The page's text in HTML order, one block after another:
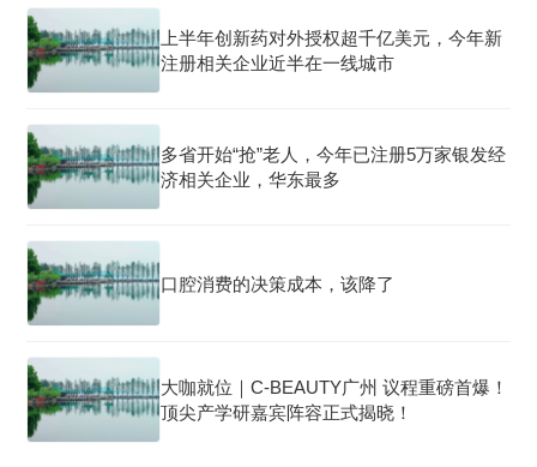
上半年创新药对外授权超千亿美元，今年新
注册相关企业近半在一线城市
多省开始“抢”老人，今年已注册5万家银发经
济相关企业，华东最多
口腔消费的决策成本，该降了
大咖就位｜C-BEAUTY广州 议程重磅首爆！
顶尖产学研嘉宾阵容正式揭晓！